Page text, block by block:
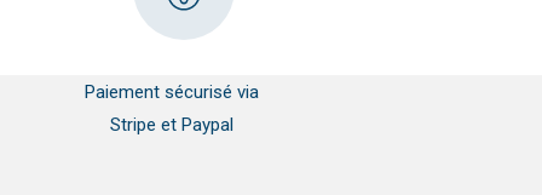
Paiement sécurisé via
Stripe et Paypal